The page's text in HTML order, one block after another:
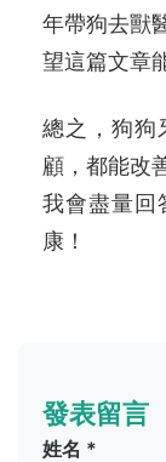
年帶狗去獸
望這篇文章
總之，狗狗
顧，都能改
我會盡量回
康！
發表留言
姓名 *